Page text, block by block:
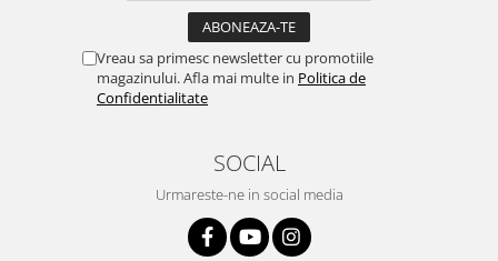
Vreau sa primesc newsletter cu promotiile
magazinului. Afla mai multe in Politica de
Confidentialitate
SOCIAL
Urmareste-ne in social media